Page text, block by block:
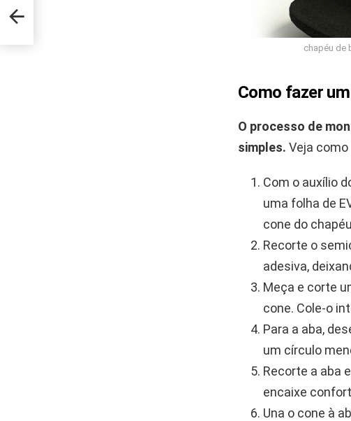
chapéu de
Como fazer
O processo de
simples. Veja
Com o auxílio
uma folha de
cone do
Recorte o
adesiva,
Meça e corte
cone. Cole-o
Para a aba,
um círculo
Recorte a aba
encaixe
Una o cone à